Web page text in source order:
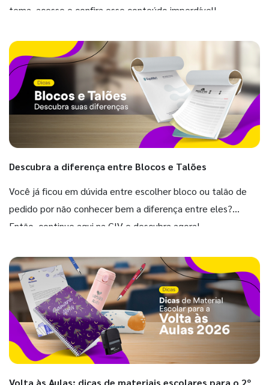
tema, acesse e confira esse conteúdo imperdível!
Descubra a diferença entre Blocos e Talões
Você já ficou em dúvida entre escolher bloco ou talão de
pedido por não conhecer bem a diferença entre eles?
Então, continue aqui na GIV e descubra agora!
Volta às Aulas: dicas de materiais escolares para o 2º